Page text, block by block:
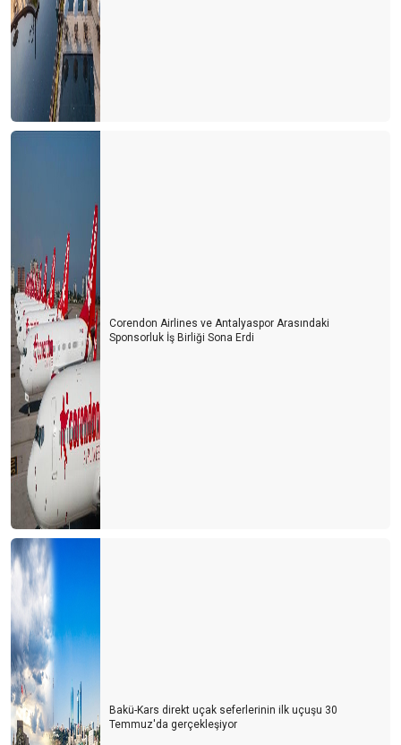
Corendon Airlines ve Antalyaspor Arasındaki
Sponsorluk İş Birliği Sona Erdi
Bakü-Kars direkt uçak seferlerinin ilk uçuşu 30
Temmuz'da gerçekleşiyor